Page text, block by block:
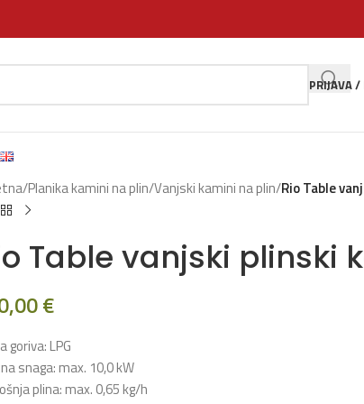
PRIJAVA /
/Planika kamini na plin/Vanjski kamini na plin/Rio Table
Table vanjski plinski
€
goriva: LPG
snaga: max. 10,0 kW
plina: max. 0,65 kg/h